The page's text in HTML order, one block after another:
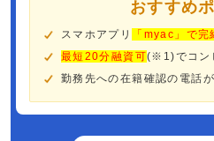
おすすめ
スマホアプリ
「myac」で完
最短20分融資可(※1)でコン
勤務先への在籍確認の電話が